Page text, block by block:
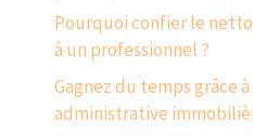
Pourquoi confier le
à un professionnel ?
Gagnez du temps grâce
administrative